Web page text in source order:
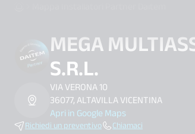
search.label
MEGA
S.R.L.
VIA VERONA 10
36077, ALTAVILLA VICENTINA
Apri in Google Maps
Richiedi un preventivo Chiamaci